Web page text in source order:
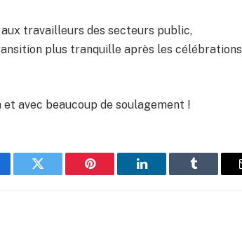
travailleurs des secteurs public,
plus tranquille après les célébrations
avec beaucoup de soulagement !
Twitter Pinterest LinkedIn Tumblr